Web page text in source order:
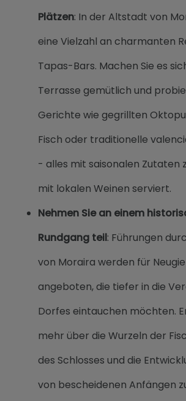
Plätzen: In der Altstadt von
eine Vielzahl an charmanten
Tapas-Bars. Machen Sie es
Terrasse gemütlich und
Gerichte wie gegrillten
Fisch oder traditionelle
- alles mit saisonalen Zutaten
mit lokalen Weinen serviert.
Nehmen Sie an einem
Rundgang teil: Führungen
von Moraira werden für
angeboten, die tiefer in die
Dorfes eintauchen möchten.
mehr über die Wurzeln der
des Schlosses und die
von bescheidenen Anfängen